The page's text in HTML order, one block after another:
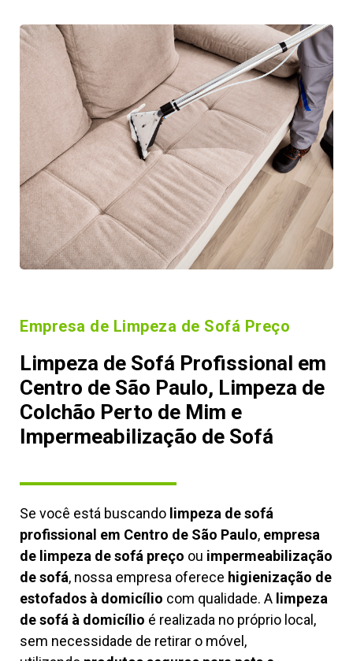
Empresa de Limpeza de Sofá Preço
Limpeza de Sofá Profissional em
Centro de São Paulo, Limpeza de
Colchão Perto de Mim e
Impermeabilização de Sofá
Se você está buscando limpeza de sofá
profissional em Centro de São Paulo, empresa
de limpeza de sofá preço ou impermeabilização
de sofá, nossa empresa oferece higienização de
estofados à domicílio com qualidade. A limpeza
de sofá à domicílio é realizada no próprio local,
sem necessidade de retirar o móvel,